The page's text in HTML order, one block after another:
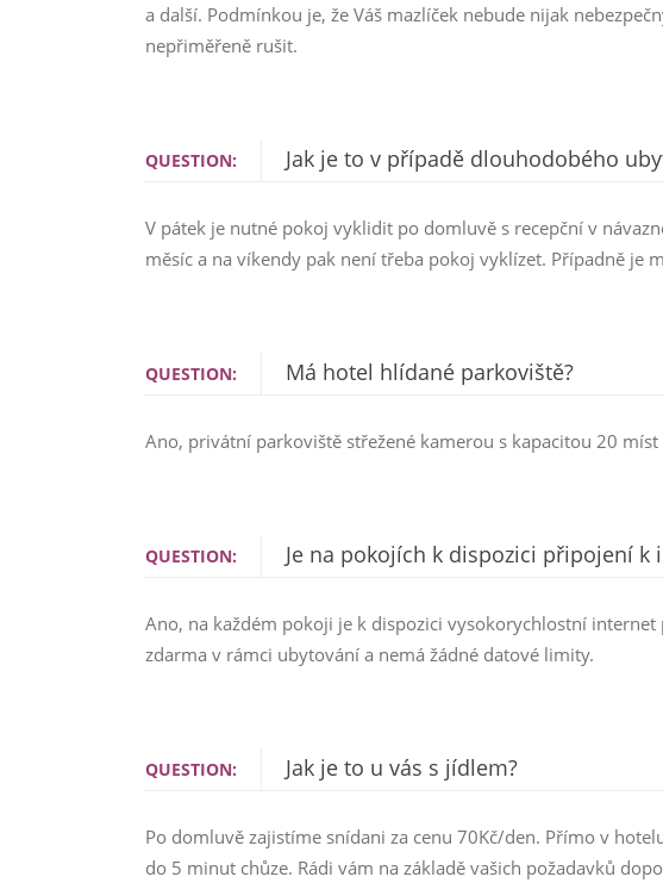
a další. Podmínkou je, že Váš mazlíček nebude nijak
nepřiměřeně rušit.
QUESTION: Jak je to v případě dlouhodobého
V pátek je nutné pokoj vyklidit po domluvě s recepční v
měsíc a na víkendy pak není třeba pokoj vyklízet. Případně je
QUESTION: Má hotel hlídané parkoviště?
Ano, privátní parkoviště střežené kamerou s kapacitou 20
QUESTION: Je na pokojích k dispozici připojení k
Ano, na každém pokoji je k dispozici vysokorychlostní
zdarma v rámci ubytování a nemá žádné datové limity.
QUESTION: Jak je to u vás s jídlem?
Po domluvě zajistíme snídani za cenu 70Kč/den. Přímo v
do 5 minut chůze. Rádi vám na základě vašich požadavků